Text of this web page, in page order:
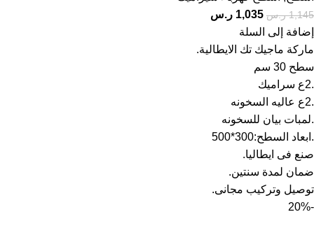
1,145 ر.س 1,035 ر.س
إضافة إلى السلة
ماركة ماجيك تك الايطالية.
سطح 30 سم
.2ع سراميك
.2ع عاليه السخونه
.لمبات بيان للسخونه
.ابعاد السطح:300*500
صنع فى ايطاليا.
ضمان لمدة سنتين.
توصيل وتركيب مجانى.
-20%